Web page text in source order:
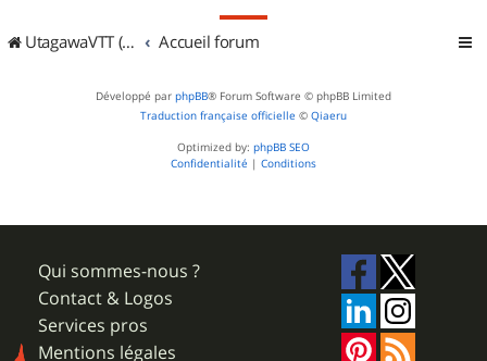
UtagawaVTT (Randos VTT et VTTAE avec traces GPS) Accueil forum
Développé par phpBB® Forum Software © phpBB Limited
Traduction française officielle © Qiaeru
Optimized by: phpBB SEO
Confidentialité | Conditions
Qui sommes-nous ?
Contact & Logos
Services pros
Mentions légales